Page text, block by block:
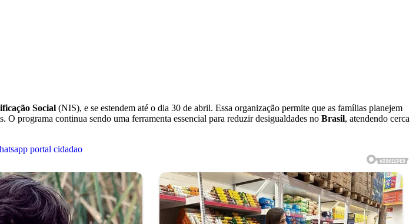
Social (NIS), e se estendem até o dia 30 de abril. Essa organização permite que as famílias planejem
O programa continua sendo uma ferramenta essencial para reduzir desigualdades no Brasil, atendendo cerca